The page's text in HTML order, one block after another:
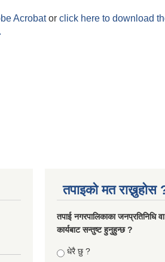
Acrobator click here to download
तपाइको मत राख्नुहोस
तपा‌ई नगरपालिकाका जनप्रतिनिधि
कार्यबाट सन्तुष्ट हुनुहुन्छ ?
Choices
धेरै छु ?